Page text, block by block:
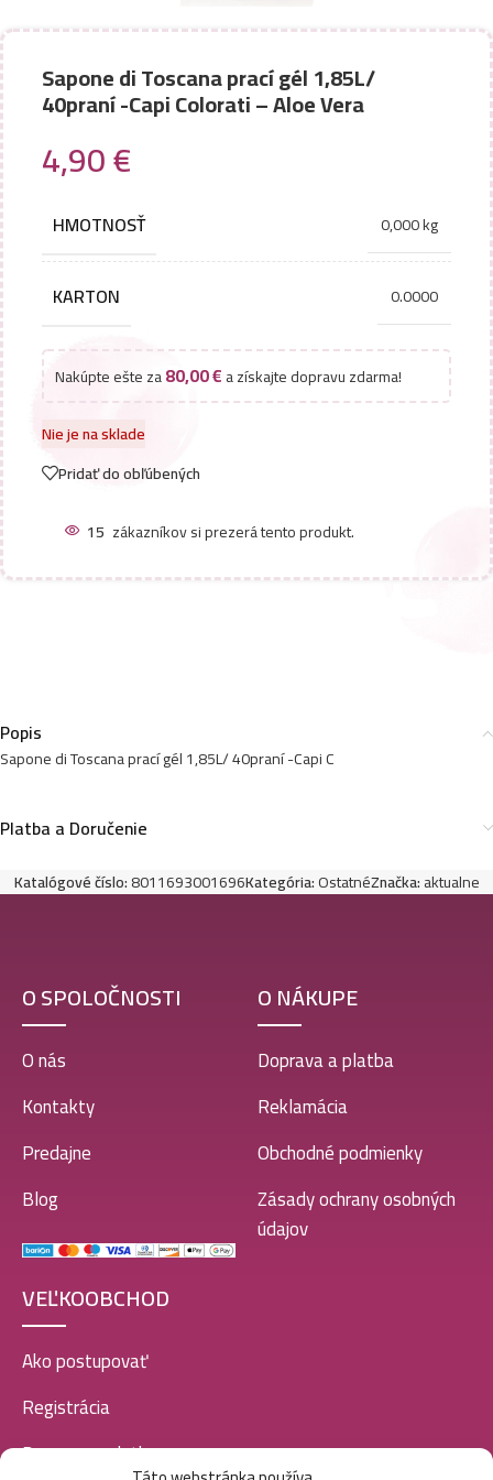
Sapone di Toscana prací gél 1,85L/
40praní -Capi Colorati – Aloe Vera
4,90€
HMOTNOSŤ 0,000 kg
KARTON 0.0000
Nakúpte ešte za80,00€a získajte dopravu zdarma!
Nie je na sklade
Pridať do obľúbených
15 zákazníkov si prezerá tento produkt.
Popis
Sapone di Toscana prací gél 1,85L/ 40praní -Capi C
Platba a Doručenie
Katalógové číslo:8011693001696Kategória:OstatnéZnačka:aktualne
O SPOLOČNOSTI
O nás
Kontakty
Predajne
Blog
O NÁKUPE
Doprava a platba
Reklamácia
Obchodné podmienky
Zásady ochrany osobných
údajov
VEĽKOOBCHOD
Ako postupovať
Registrácia
Doprava a platba